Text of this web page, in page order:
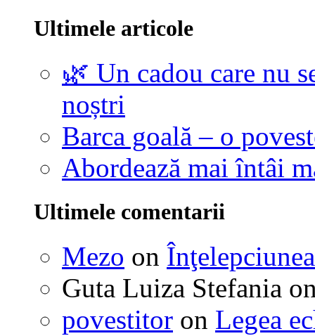
Ultimele articole
🌿 Un cadou care nu
noștri
Barca goală – o
Abordează mai întâi
Ultimele comentarii
Mezo on Înţelepciunea
Guta Luiza Stefania
povestitor on Legea